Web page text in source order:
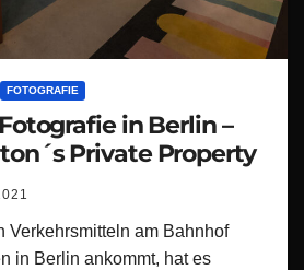
FOTOGRAFIE
in Berlin –
Private Property
Verkehrsmitteln am Bahnhof
in Berlin ankommt, hat es